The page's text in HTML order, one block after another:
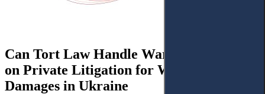
Can Tort Law Handle War? Reflections
on Private Litigation for War-Related
Damages in Ukraine